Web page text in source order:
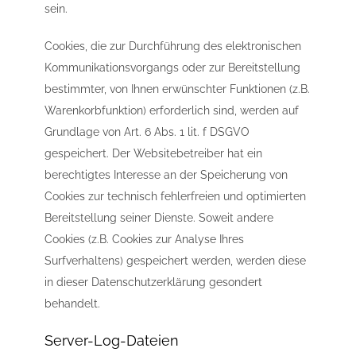
sein.
Cookies, die zur Durchführung des elektronischen
Kommunikationsvorgangs oder zur Bereitstellung
bestimmter, von Ihnen erwünschter Funktionen (z.B.
Warenkorbfunktion) erforderlich sind, werden auf
Grundlage von Art. 6 Abs. 1 lit. f DSGVO
gespeichert. Der Websitebetreiber hat ein
berechtigtes Interesse an der Speicherung von
Cookies zur technisch fehlerfreien und optimierten
Bereitstellung seiner Dienste. Soweit andere
Cookies (z.B. Cookies zur Analyse Ihres
Surfverhaltens) gespeichert werden, werden diese
in dieser Datenschutzerklärung gesondert
behandelt.
Server-Log-Dateien